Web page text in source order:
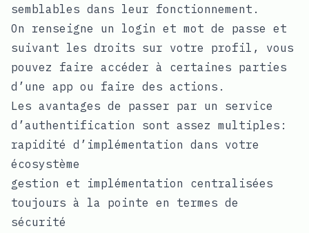
semblables dans leur fonctionnement.
On renseigne un login et mot de passe et
suivant les droits sur votre profil, vous
pouvez faire accéder à certaines parties
d’une app ou faire des actions.
Les avantages de passer par un service
d’authentification sont assez multiples:
rapidité d’implémentation dans votre
écosystème
gestion et implémentation centralisées
toujours à la pointe en termes de
sécurité